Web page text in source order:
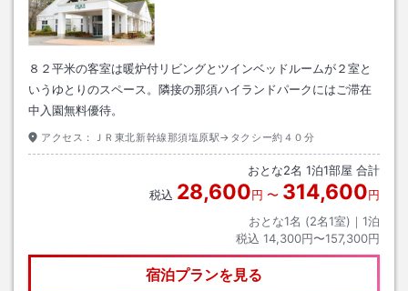
８２平米の客室は暖炉付リビングとツインベッドルームが２室と
いうゆとりのスペース。隣接の那須ハイランドパークにはご滞在
中入園無料優待。
アクセス： ＪＲ東北新幹線那須塩原駅→タクシー約４０分
おとな2名 1泊1部屋 合計
税込 28,600円 〜 314,600円
おとな1名 (2名1室)｜ 1泊
税込 14,300円〜157,300円
宿泊プランを見る